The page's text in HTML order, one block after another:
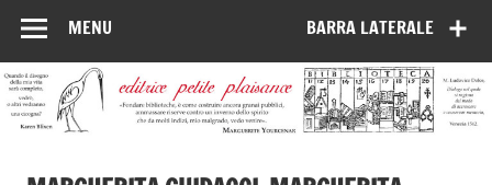
BARRA LATERALE
MENU